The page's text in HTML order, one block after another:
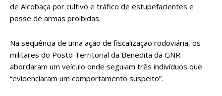
de Alcobaça por cultivo e tráfico de estupefacientes e
posse de armas proibidas.
Na sequência de uma ação de fiscalização rodoviária, os
militares do Posto Territorial da Benedita da GNR
abordaram um veículo onde seguiam três indivíduos que
“evidenciaram um comportamento suspeito”.